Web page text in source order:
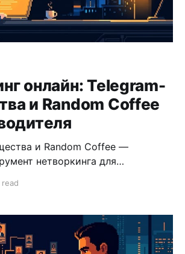
онлайн: Telegram-
и Random Coffee
и Random Coffee —
нетворкинга для
и поддерживать связи без
read